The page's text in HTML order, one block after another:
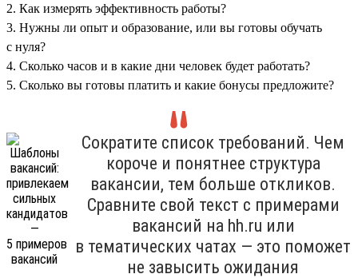
2. Как измерять эффективность работы?
3. Нужны ли опыт и образование, или вы готовы обучать
с нуля?
4. Сколько часов и в какие дни человек будет работать?
5. Сколько вы готовы платить и какие бонусы предложите?
Сократите список требований. Чем
короче и понятнее структура
вакансии, тем больше откликов.
Сравните свой текст с примерами
вакансий на hh.ru или
в тематических чатах — это поможет
не завысить ожидания